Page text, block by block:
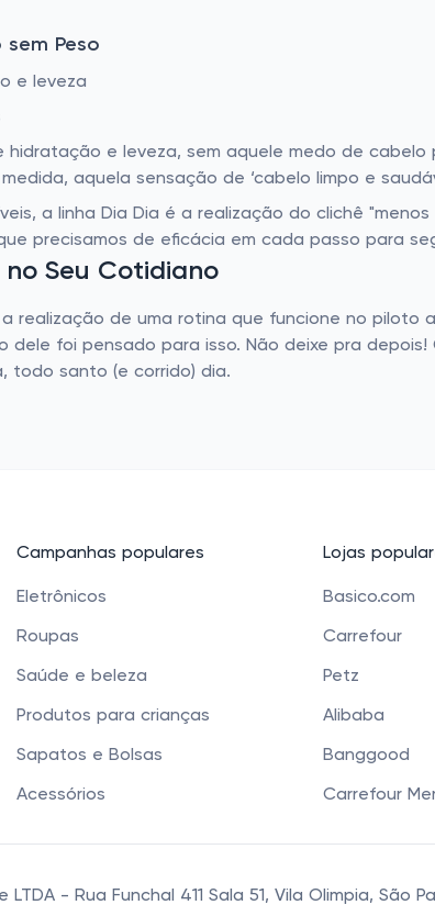
Peso
e leveza
e leveza, sem aquele medo de
aquela sensação de ‘cabelo limpo e
a linha Dia Dia é a realização do clichê
precisamos de eficácia em cada passo para
no Seu Cotidiano
realização de uma rotina que funcione no piloto
foi pensado para isso. Não deixe pra
todo santo (e corrido) dia.
Campanhas populares
Eletrônicos
Roupas
Saúde e beleza
Produtos para crianças
Sapatos e Bolsas
Acessórios
Lojas
Basico.com
Carrefour
Petz
Alibaba
Banggood
Carrefour
LTDA - Rua Funchal 411 Sala 51, Vila Olimpia, São